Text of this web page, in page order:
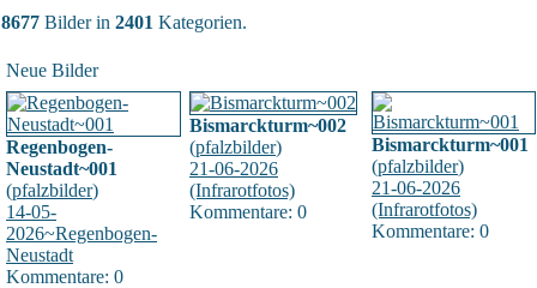
8677 Bilder in 2401 Kategorien.
Neue Bilder
Regenbogen-
Neustadt~001
(pfalzbilder)
14-05-
2026~Regenbogen-
Neustadt
Kommentare: 0
Bismarckturm~002
(pfalzbilder)
21-06-2026
(Infrarotfotos)
Kommentare: 0
Bismarckturm~001
(pfalzbilder)
21-06-2026
(Infrarotfotos)
Kommentare: 0